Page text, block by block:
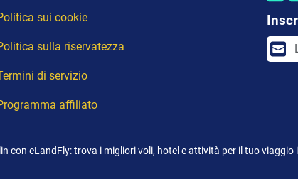
sui cookie
sulla riservatezza
di servizio
affiliato
con eLandFly: trova i migliori voli, hotel e attività per il tuo viaggio